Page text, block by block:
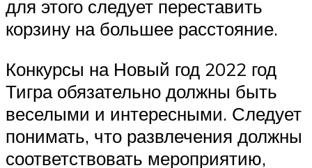
для этого следует переставить
корзину на большее расстояние.
Конкурсы на Новый год 2022 год
Тигра обязательно должны быть
веселыми и интересными. Следует
понимать, что развлечения должны
соответствовать мероприятию,